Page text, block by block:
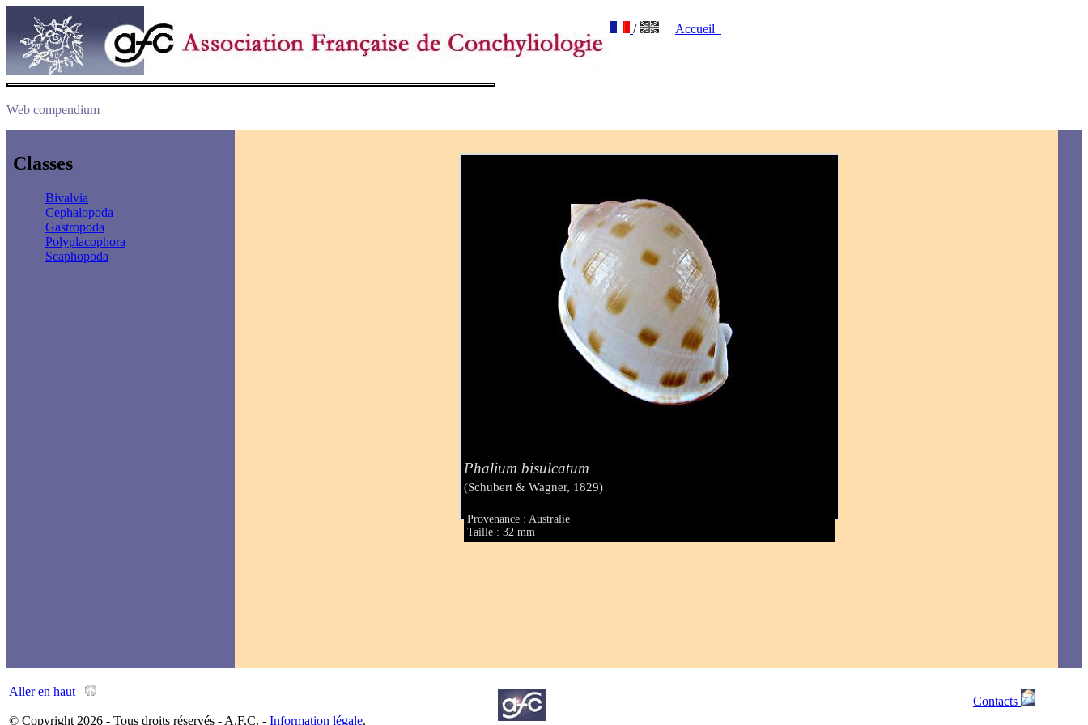
/ Accueil
Web compendium
Classes
Bivalvia
Cephalopoda
Gastropoda
Polyplacophora
Scaphopoda
Phalium bisulcatum
(Schubert & Wagner, 1829)
Provenance : Australie
Taille : 32 mm
Aller en haut
© Copyright 2026 - Tous droits réservés - A.F.C. - Information légale.
Contacts